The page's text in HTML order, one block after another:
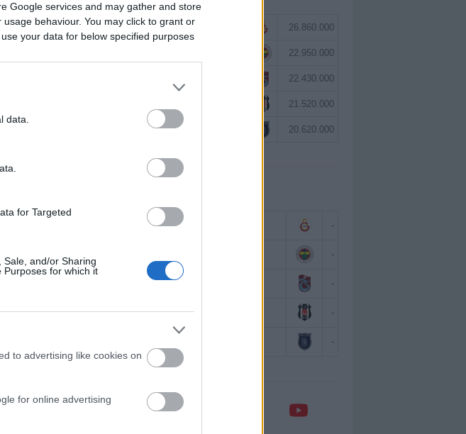
Google services and may gather and store
behaviour. You may click to grant or
your data for below specified purposes
data.
for Targeted
Sale, and/or Sharing
Purposes for which it
to advertising like cookies on
for online advertising
Victor Osimhen 26.860.000
22.950.000
22.430.000
21.520.000
Eldor Shomurodov 20.620.000
Victor Osimhen -
-
Paul Onuachu -
Orkun Kökçü -
-